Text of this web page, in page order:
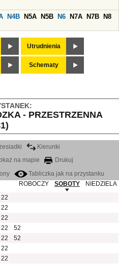
N4B N5A N5B N6 N7A N7B
N8
Utrudnienia
Schematy
- PRZESTRZENNA
Kierunki
na mapie
Drukuj
Tabliczka jak na przystanku
ROBOCZY
SOBOTY
NIEDZIELA
22
22
22
22
52
22
52
22
22